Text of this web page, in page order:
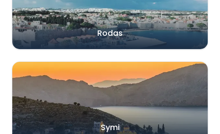
Rodas
Symi